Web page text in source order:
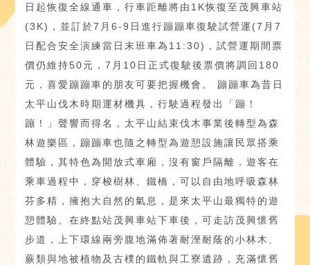
日起恢復全線通車，行車距離將由1K恢復至茂興車站
(3K)，並訂於7月6-9日進行蹦蹦車復駛試營運(7月7
日配合安全演練當日末班車為11:30)，試營運期間票
價仍維持50元，7月10日正式復駛後票價將調回180
元，喜愛蹦蹦車的朋友可要把握機會。 蹦蹦車為昔日
太平山伐木時期運材機具，行駛過程發出「蹦！
蹦！」聲響而得名，太平山結束伐木事業後轉型為森
林遊樂區，蹦蹦車也隨之轉型為遊憩設施讓民眾搭乘
體驗，其特色為開放式車廂，沒有窗戶隔離，遊客在
乘車過程中，穿梭樹林、鐵橋，可以自由地呼吸森林
芬多精，擁抱大自然的氣息，是來太平山最獨特的遊
憩體驗。在終點站茂興車站下車後，可走訪茂興懷舊
步道，上下環線兩旁腹地滿佈著耐溼耐蔭的小林木、
蕨類與地被植物及古樸的鐵軌與工寮遺跡，充滿懷舊